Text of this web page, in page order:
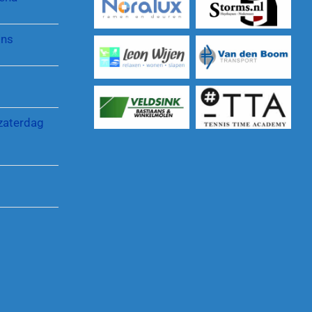
Protocol gewenst gedrag
Reglementen en regelingen
Pinnenlandtoernooi